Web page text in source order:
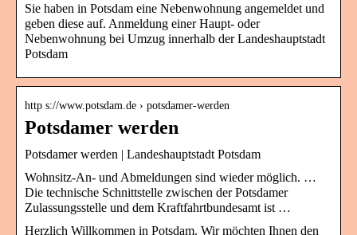
Sie haben in Potsdam eine Nebenwohnung angemeldet und
geben diese auf. Anmeldung einer Haupt- oder
Nebenwohnung bei Umzug innerhalb der Landeshauptstadt
Potsdam
http s://www.potsdam.de › potsdamer-werden
Potsdamer werden
Potsdamer werden | Landeshauptstadt Potsdam
Wohnsitz-An- und Abmeldungen sind wieder möglich. …
Die technische Schnittstelle zwischen der Potsdamer
Zulassungsstelle und dem Kraftfahrtbundesamt ist …
Herzlich Willkommen in Potsdam. Wir möchten Ihnen den